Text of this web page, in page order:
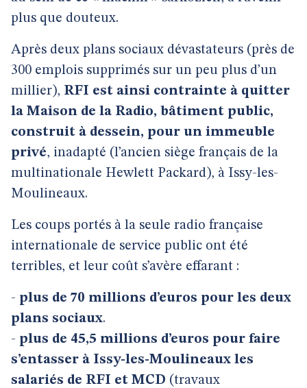
plus que douteux.
Après deux plans sociaux dévastateurs (près de
300 emplois supprimés sur un peu plus d’un
millier), RFI est ainsi contrainte à quitter
la Maison de la Radio, bâtiment public,
construit à dessein, pour un immeuble
privé, inadapté (l’ancien siège français de la
multinationale Hewlett Packard), à Issy-les-
Moulineaux.
Les coups portés à la seule radio française
internationale de service public ont été
terribles, et leur coût s’avère effarant :
- plus de 70 millions d’euros pour les deux
plans sociaux.
- plus de 45,5 millions d’euros pour faire
s’entasser à Issy-les-Moulineaux les
salariés de RFI et MCD (travaux